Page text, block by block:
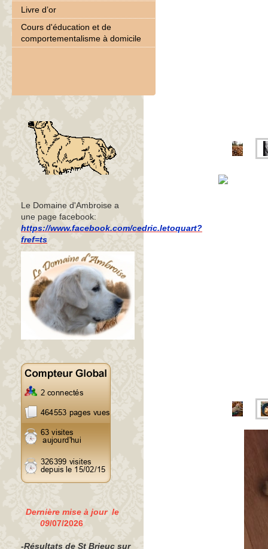
Livre d’or
Cours d'éducation et de
comportementalisme à domicile
Le Domaine d'Ambroise a
une page facebook:
https://www.facebook.com/cedric.letoquart?
fref=ts
Dernière mise à jour le
09/07/2026
-Résultats de St Brieuc sur